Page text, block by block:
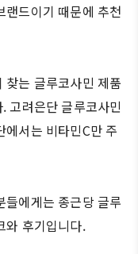
랜드이기 때문에 추천
는 글루코사민 제품
고려은단 글루코사민
서는 비타민C만 주
들에게는 종근당 글루
와 후기입니다.